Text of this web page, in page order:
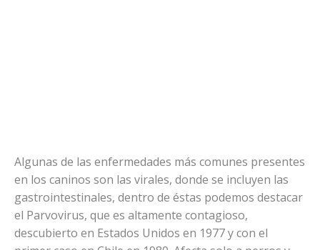
Algunas de las enfermedades más comunes presentes
en los caninos son las virales, donde se incluyen las
gastrointestinales, dentro de éstas podemos destacar
el Parvovirus, que es altamente contagioso,
descubierto en Estados Unidos en 1977 y con el